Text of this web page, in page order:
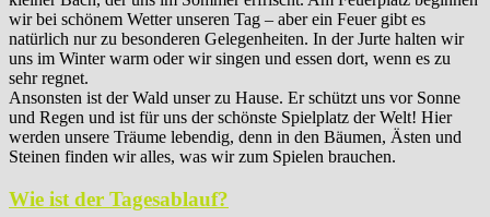
wir bei schönem Wetter unseren Tag – aber ein Feuer gibt es
natürlich nur zu besonderen Gelegenheiten. In der Jurte halten wir
uns im Winter warm oder wir singen und essen dort, wenn es zu
sehr regnet.
Ansonsten ist der Wald unser zu Hause. Er schützt uns vor Sonne
und Regen und ist für uns der schönste Spielplatz der Welt! Hier
werden unsere Träume lebendig, denn in den Bäumen, Ästen und
Steinen finden wir alles, was wir zum Spielen brauchen.
Wie ist der Tagesablauf?